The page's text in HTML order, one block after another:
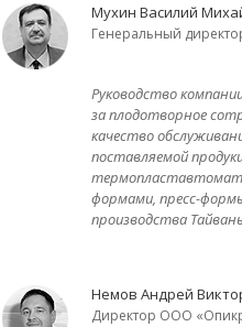
Мухин Василий
Генеральный
Руководство
за плодотворное
качество
поставляемой
формами, пресс-
производства
Немов Андрей
Директор ООО